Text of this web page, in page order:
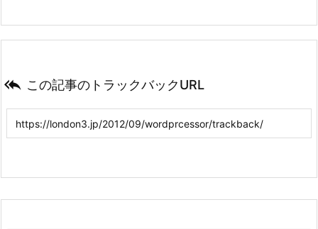
 この記事のトラックバックURL